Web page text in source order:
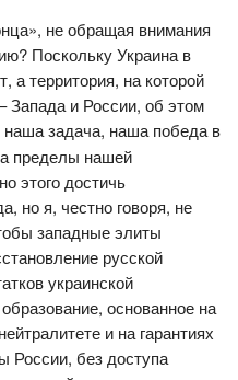
не обращая внимания
Поскольку Украина в
а территория, на которой
Запада и России, об этом
наша задача, наша победа в
пределы нашей
этого достичь
но я, честно говоря, не
западные элиты
русской
украинской
основанное на
и на гарантиях
России, без доступа